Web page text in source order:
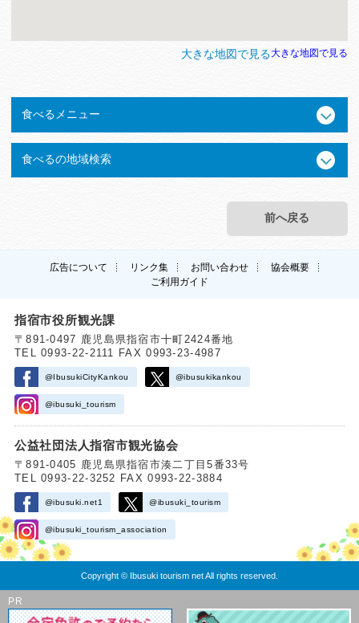
大きな地図で見る
大きな地図で見る
食べるメニュー
食べるの地域検索
前へ戻る
広告について リンク集 お問い合わせ
協会概要
ご利用ガイド
指宿市役所観光課
〒891-0497 鹿児島県指宿市十町2424番地
TEL 0993-22-2111 FAX 0993-23-4987
@IbusukiCityKankou @ibusukikankou
@ibusuki_tourism
公益社団法人指宿市観光協会
〒891-0405 鹿児島県指宿市湊二丁目5番33号
TEL 0993-22-3252 FAX 0993-22-3884
@ibusuki.net1 @ibusuki_tourism
@ibusuki_tourism_association
Copyright © Ibusuki tourism net All rights reserved.
PR